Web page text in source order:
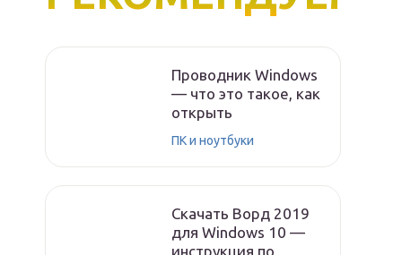
Проводник Windows
— что это такое, как
открыть
ПК и ноутбуки
Скачать Ворд 2019
для Windows 10 —
инструкция по